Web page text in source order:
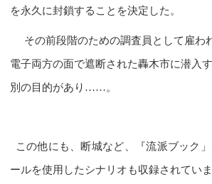
を永久に封鎖することを決定した。
その前段階のための調査員として雇わ
電子両方の面で遮断された轟木市に潜入
別の目的があり……。
この他にも、断城など、『流派ブック
ールを使用したシナリオも収録されていま